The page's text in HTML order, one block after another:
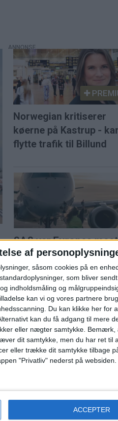
af
såsom cookies på en
som bliver
indholdsmåling og
kan vi og vores partnere
Du kan klikke her for
kan du få adgang til mere
eller nægter samtykke. Bemærk,
dit samtykke, men du har ret til
eller trække dit samtykke tilbage
"Privatliv" nederst på websiden.
ACCEPTER
Norwegian kritiserer
køerne på Kastrup -
flytte trafik til Billund
SAS var Europas
punktlige flyselskab i
Norwegian når
juli siden pandemien